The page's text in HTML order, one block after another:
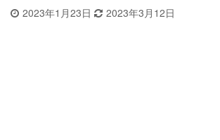
2023年1月23日 2023年3月12日